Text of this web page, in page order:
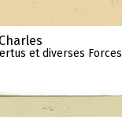
et diverses Forces